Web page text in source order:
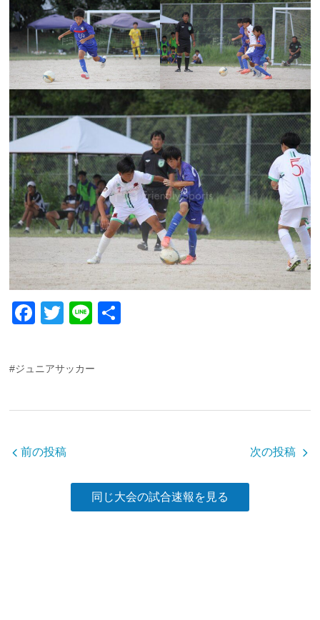
F
c
e
b
o
T
er
Li
#ジュニアサッカー
前の投稿 次の投稿
同じ大会の試合速報を見る